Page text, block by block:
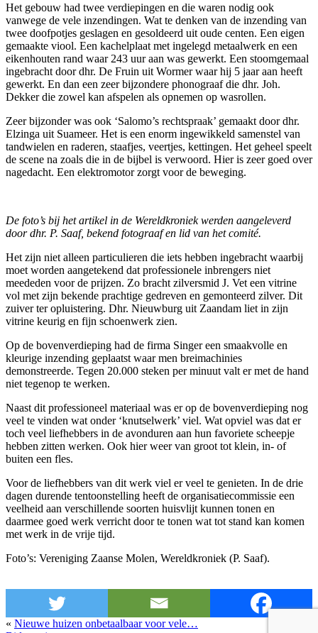
Het gebouw had twee verdiepingen en die waren nodig ook
vanwege de vele inzendingen. Wat te denken van de inzending van
twee doofpotjes geslagen en gesoldeerd uit oude centen. Een eigen
gemaakte viool. Een kachelplaat met ingelegd metaalwerk en een
eikenhouten rand waar 243 uur aan was gewerkt. Een stoomgemaal
ingebracht door dhr. De Fruin uit Wormer waar hij 5 jaar aan heeft
gewerkt. En dan een zeer bijzondere phonograaf die dhr. Joh.
Dekker die zowel kan afspelen als opnemen op wasrollen.
Zeer bijzonder was ook ‘Salomo’s rechtspraak’ gemaakt door dhr.
Elzinga uit Suameer. Het is een enorm ingewikkeld samenstel van
tandwielen en raderen, staafjes, veertjes, kettingen. Het geheel speelt
de scene na zoals die in de bijbel is verwoord. Hier is zeer goed over
nagedacht. Een elektromotor zorgt voor de beweging.
De foto’s bij het artikel in de Wereldkroniek werden aangeleverd
door dhr. P. Saaf, bekend fotograaf en lid van het comité.
Het zijn niet alleen particulieren die iets hebben ingebracht waarbij
moet worden aangetekend dat professionele inbrengers niet
meededen voor de prijzen. Zo bracht zilversmid J. Vet een vitrine
vol met zijn bekende prachtige gedreven en gemonteerd zilver. Dit
zuiver ter opluistering. Dhr. Nieuwburg uit Zaandam liet in zijn
vitrine keurig en fijn schoenwerk zien.
Op de bovenverdieping had de firma Singer een smaakvolle en
kleurige inzending geplaatst waar men breimachinies
demonstreerde. Tegen 20.000 steken per minuut valt er met de hand
niet tegenop te werken.
Naast dit professioneel materiaal was er op de bovenverdieping nog
veel te vinden wat onder ‘knutselwerk’ viel. Wat opviel was dat er
toch veel liefhebbers in de avonduren aan hun favoriete scheepje
hebben zitten werken. Ook hier weer van groot tot klein, in- of
buiten een fles.
Voor de liefhebbers van dit werk viel er veel te genieten. In de drie
dagen durende tentoonstelling heeft de organisatiecommissie een
veelheid aan verschillende soorten huisvlijt kunnen tonen en
daarmee goed werk verricht door te tonen wat tot stand kan komen
met werk in de vrije tijd.
Foto’s: Vereniging Zaanse Molen, Wereldkroniek (P. Saaf).
« Nieuwe huizen onbetaalbaar voor vele…